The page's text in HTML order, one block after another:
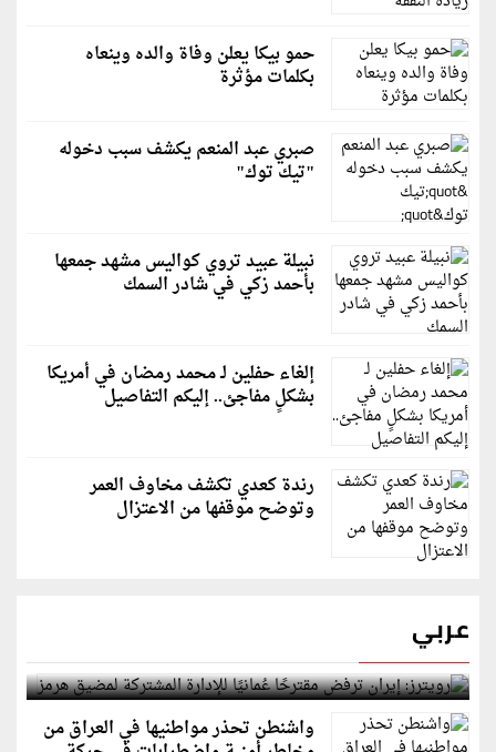
حمو بيكا يعلن وفاة والده وينعاه
بكلمات مؤثرة
صبري عبد المنعم يكشف سبب دخوله
"تيك توك"
نبيلة عبيد تروي كواليس مشهد جمعها
بأحمد زكي في شادر السمك
إلغاء حفلين لـ محمد رمضان في أمريكا
بشكلٍ مفاجئ.. إليكم التفاصيل
رندة كعدي تكشف مخاوف العمر
وتوضح موقفها من الاعتزال
عربي
رويترز: إيران ترفض مقترحًا عُمانيًا للإدارة المشتركة
لمضيق هرمز
واشنطن تحذر مواطنيها في العراق من